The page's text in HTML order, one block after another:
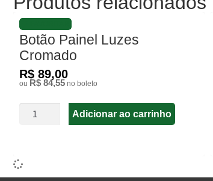
Botão Painel Luzes
Cromado
R$ 89,00
ou R$ 84,55 no boleto
Adicionar ao carrinho